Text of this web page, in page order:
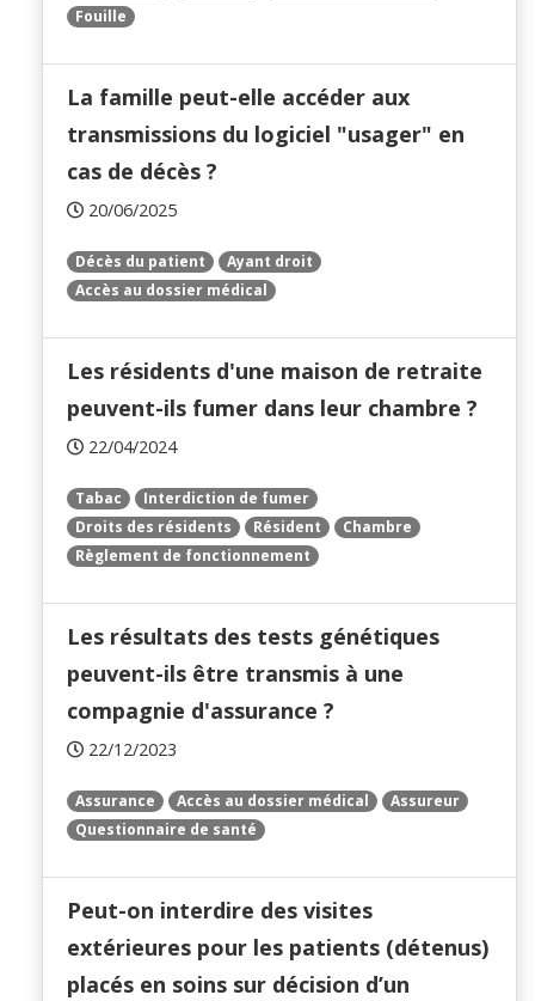
Fouille
La famille peut-elle accéder aux
transmissions du logiciel "usager" en
cas de décès ?
20/06/2025
Décès du patient
Ayant droit
Accès au dossier médical
Les résidents d'une maison de retraite
peuvent-ils fumer dans leur chambre ?
22/04/2024
Tabac
Interdiction de fumer
Droits des résidents
Résident
Chambre
Règlement de fonctionnement
Les résultats des tests génétiques
peuvent-ils être transmis à une
compagnie d'assurance ?
22/12/2023
Assurance Accès au dossier médical
Assureur
Questionnaire de santé
Peut-on interdire des visites
extérieures pour les patients (détenus)
placés en soins sur décision d’un